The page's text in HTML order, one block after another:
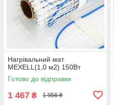
Нагрівальний мат
MEXELL(1,0 м2) 150Вт
Готово до відправки
1 467 ₴ 1 956 ₴